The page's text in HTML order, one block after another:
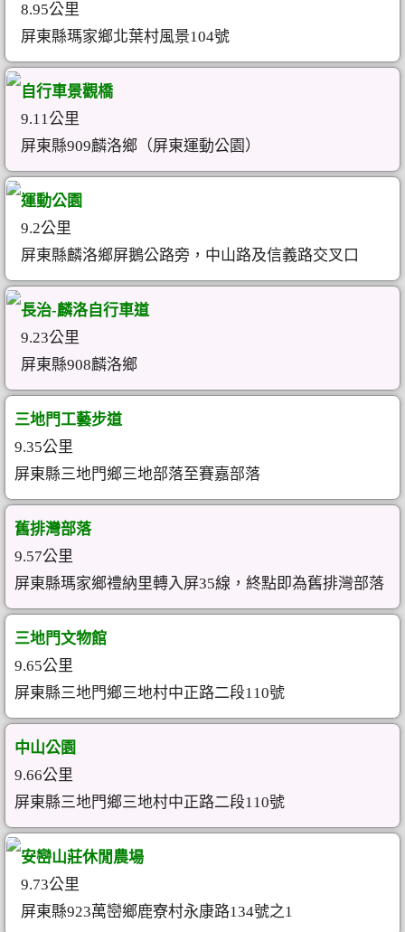
8.95公里
屏東縣瑪家鄉北葉村風景104號
自行車景觀橋
9.11公里
屏東縣909麟洛鄉（屏東運動公園）
運動公園
9.2公里
屏東縣麟洛鄉屏鵝公路旁，中山路及信義路交叉口
長治-麟洛自行車道
9.23公里
屏東縣908麟洛鄉
三地門工藝步道
9.35公里
屏東縣三地門鄉三地部落至賽嘉部落
舊排灣部落
9.57公里
屏東縣瑪家鄉禮納里轉入屏35線，終點即為舊排灣部落
三地門文物館
9.65公里
屏東縣三地門鄉三地村中正路二段110號
中山公園
9.66公里
屏東縣三地門鄉三地村中正路二段110號
安巒山莊休閒農場
9.73公里
屏東縣923萬巒鄉鹿寮村永康路134號之1